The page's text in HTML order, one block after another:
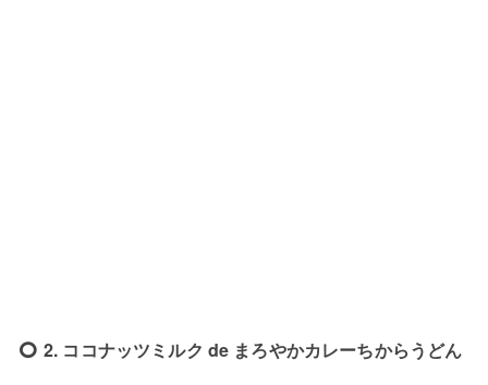
2. ココナッツミルク de まろやかカレーちからうどん